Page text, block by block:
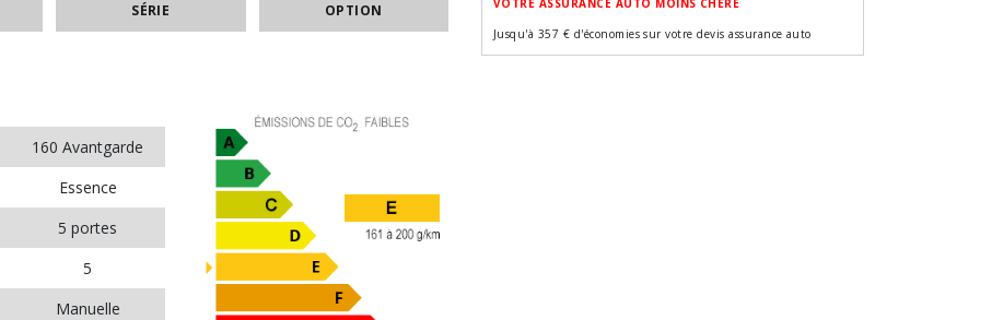
SÉRIE
OPTION
160 Avantgarde
Essence
5 portes
5
Manuelle
VOTRE ASSURANCE AUTO MOINS CHERE
Jusqu'à 357 € d'économies sur votre devis assurance auto